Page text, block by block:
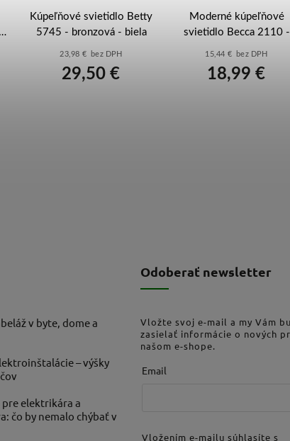
Kúpeľňové svietidlo Betty
5745 - bronzová - biela
23,98 € bez DPH
29,50 €
Moderné kúpeľňové
svietidlo Becca 2110 -
15,44 € bez DPH
18,99 €
v byte, dome a
– výšky
elektrikára a
čo by nemalo chýbať v
Odoberať newsletter
Vložte svoj e-mail a my Vám
zasielať informácie o nových
našom e-shope.
Email
Vložením e-mailu súhlasíte s